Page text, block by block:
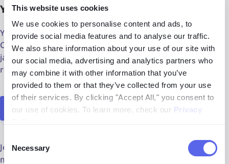
This website uses cookies
We use cookies to personalise content and ads, to
provide social media features and to analyse our traffic.
We also share information about your use of our site with
our social media, advertising and analytics partners who
may combine it with other information that you’ve
provided to them or that they’ve collected from your use
of their services. By clicking "Accept All," you consent to
our use of cookies. To learn more, check our Privacy
Selection
Necessary
Yandex
Yandex to popularna rosyjska wyszukiwarka obrazów.
Często jest polecana jako alternatywa dla platform takich
jak Google czy lenso.ai. Niestety, nie zawiera funkcji
rozpoznawania twarzy.
Otwórz Yandex
Jeśli nie znalazłeś tego, czego szukałeś w tym artykule,
możesz sprawdzić naszą listę
6 najlepszych stron do